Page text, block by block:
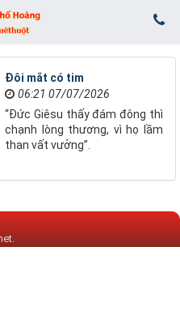
Đôi mắt có tim
06:21 07/07/2026
“Đức Giêsu thấy đám đông thì
chạnh lòng thương, vì họ lầm
than vất vưởng”.